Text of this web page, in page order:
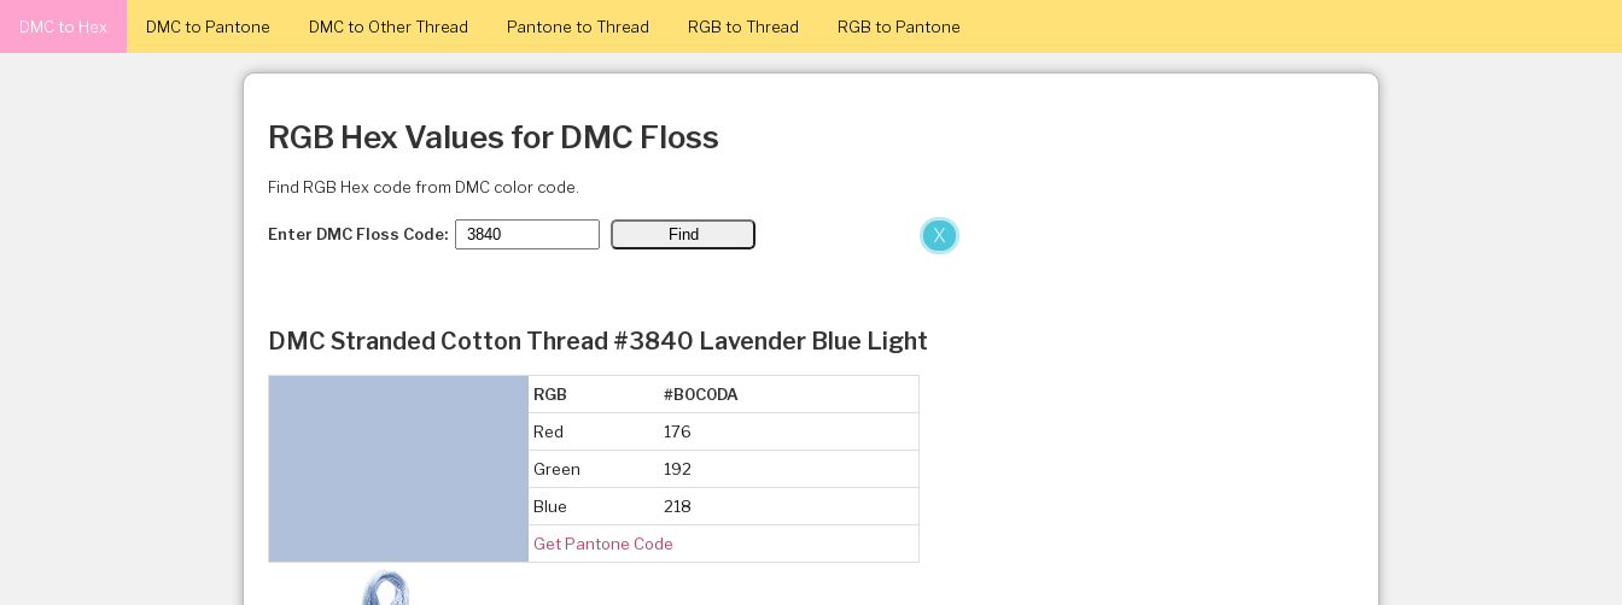
X
DMC to Hex DMC to Pantone DMC to Other Thread Pantone to Thread RGB to Thread RGB to Pantone
RGB Hex Values for DMC Floss
Find RGB Hex code from DMC color code.
Enter DMC Floss Code:
DMC Stranded Cotton Thread #3840 Lavender Blue Light
RGB
#B0C0DA
Red
176
Green
192
Blue
218
Get Pantone Code